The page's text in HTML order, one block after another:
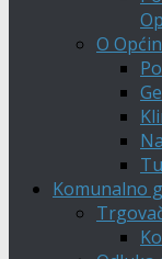
O
Komunalno